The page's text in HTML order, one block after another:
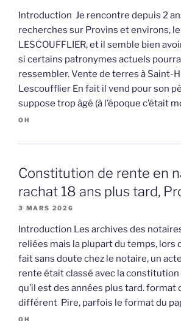
Introduction Je rencontre depuis 2
recherches sur Provins et environs,
LESCOUFFLIER, et il semble bien
si certains patronymes actuels
ressembler. Vente de terres à Saint-
Lescoufflier En fait il vend pour son
suppose trop âgé (à l’époque c’était
OH
Constitution de rente en
rachat 18 ans plus tard,
3 MARS 2026
Introduction Les archives des
reliées mais la plupart du temps, lors
fait sans doute chez le notaire, un
rente était classé avec la constitution
qu’il est des années plus tard. format
différent Pire, parfois le format du
OH